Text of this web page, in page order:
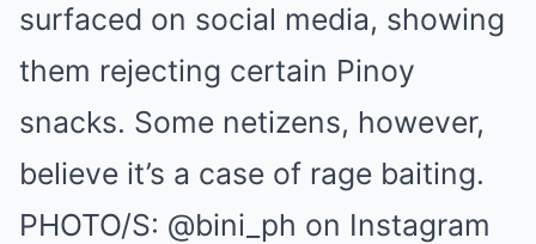
surfaced on social media, showing
them rejecting certain Pinoy
snacks. Some netizens, however,
believe it’s a case of rage baiting.
PHOTO/S: @bini_ph on Instagram